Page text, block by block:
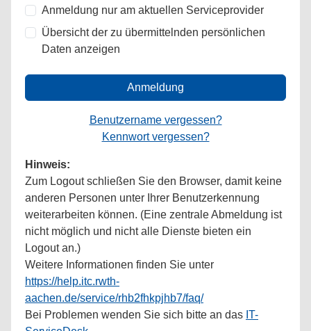
Anmeldung nur am aktuellen Serviceprovider
Übersicht der zu übermittelnden persönlichen
Daten anzeigen
Anmeldung
Benutzername vergessen?
Kennwort vergessen?
Hinweis:
Zum Logout schließen Sie den Browser, damit keine
anderen Personen unter Ihrer Benutzerkennung
weiterarbeiten können. (Eine zentrale Abmeldung ist
nicht möglich und nicht alle Dienste bieten ein
Logout an.)
Weitere Informationen finden Sie unter
https://help.itc.rwth-
aachen.de/service/rhb2fhkpjhb7/faq/
Bei Problemen wenden Sie sich bitte an das IT-